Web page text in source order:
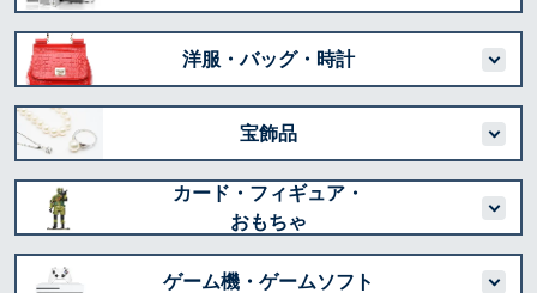
洋服・バッグ・時計
宝飾品
カード・フィギュア・
おもちゃ
ゲーム機・ゲームソフト